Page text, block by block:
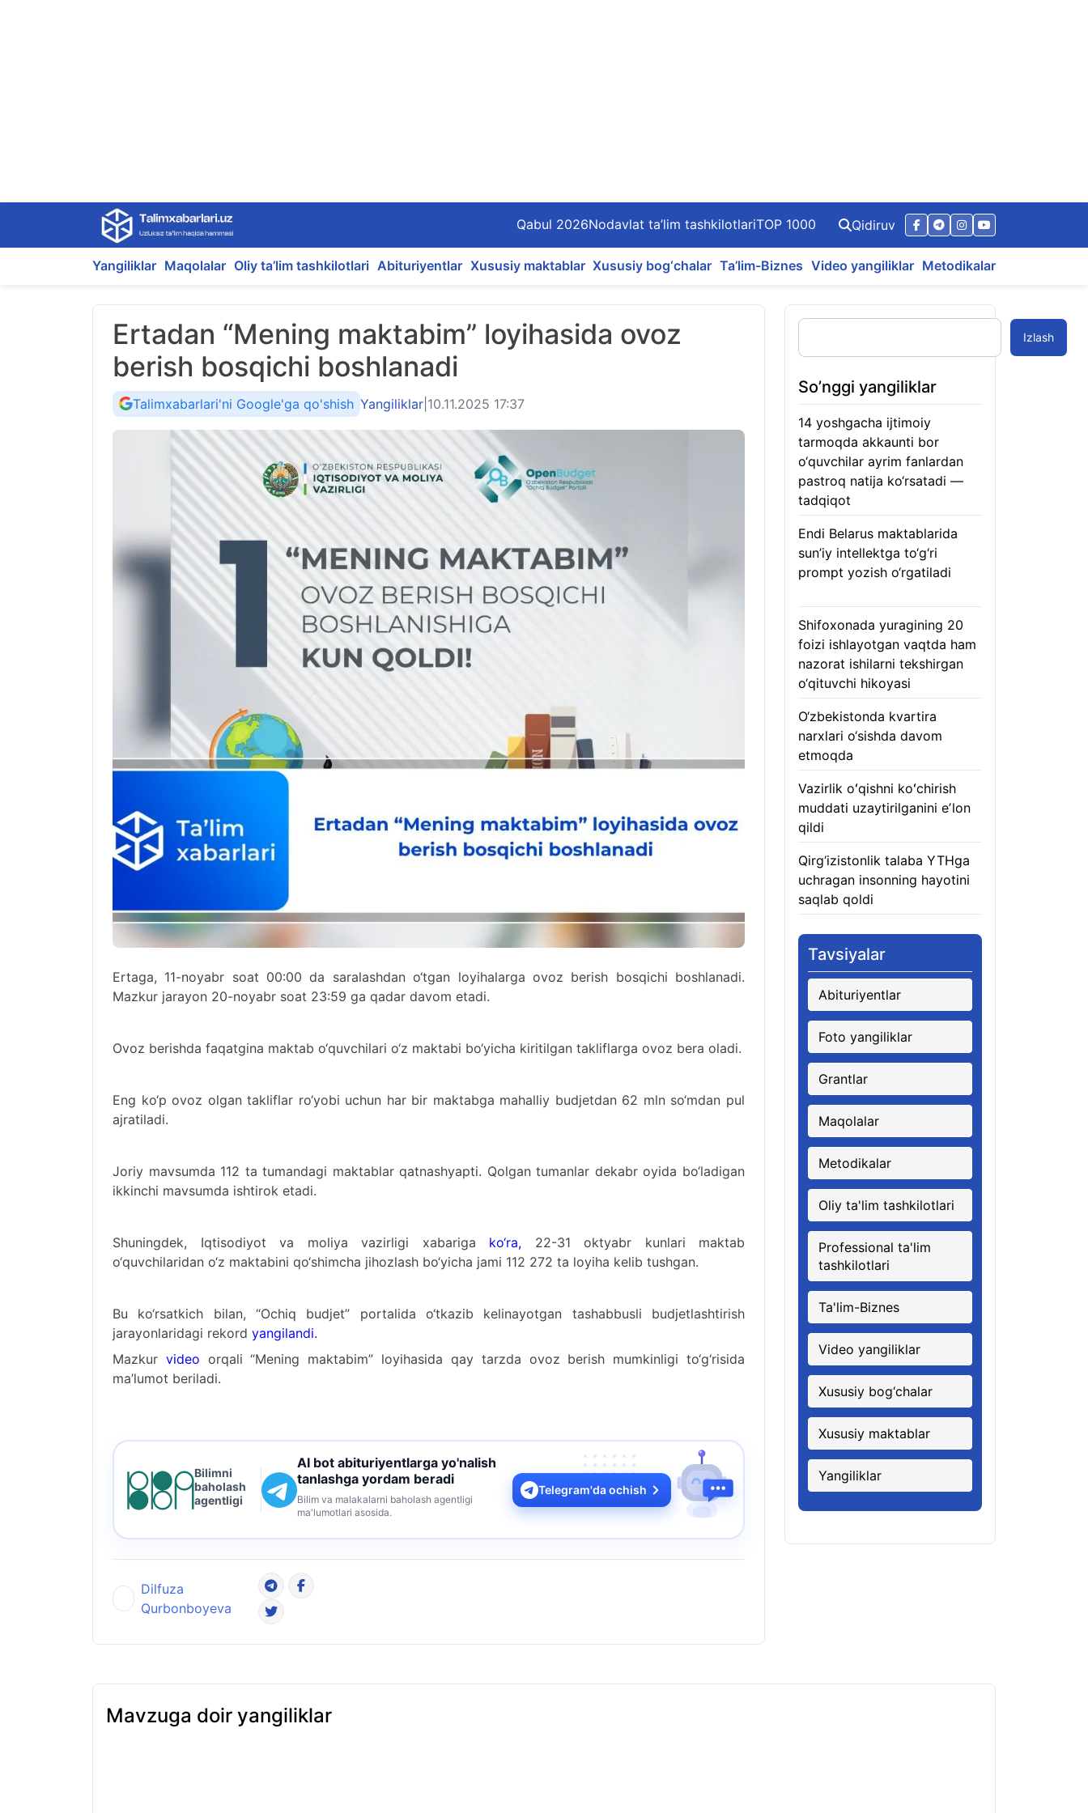
content
Qabul 2026Nodavlat ta’lim tashkilotlariTOP 1000 Qidiruv
Yangiliklar Maqolalar Oliy ta’lim tashkilotlari Abituriyentlar Xususiy maktablar Xususiy bog‘chalar Ta’lim-Biznes Video yangiliklar Metodikalar
Ertadan “Mening maktabim” loyihasida ovoz
berish bosqichi boshlanadi
Talimxabarlari'ni Google'ga qo'shish Yangiliklar 10.11.2025 17:37
Ertaga, 11-noyabr soat 00:00 da saralashdan o‘tgan loyihalarga ovoz berish bosqichi boshlanadi.
Mazkur jarayon 20-noyabr soat 23:59 ga qadar davom etadi.
Ovoz berishda faqatgina maktab o‘quvchilari o‘z maktabi bo‘yicha kiritilgan takliflarga ovoz bera oladi.
Eng ko‘p ovoz olgan takliflar ro‘yobi uchun har bir maktabga mahalliy budjetdan 62 mln so‘mdan pul
ajratiladi.
Joriy mavsumda 112 ta tumandagi maktablar qatnashyapti. Qolgan tumanlar dekabr oyida bo‘ladigan
ikkinchi mavsumda ishtirok etadi.
Shuningdek, Iqtisodiyot va moliya vazirligi xabariga ko‘ra, 22-31 oktyabr kunlari maktab
o‘quvchilaridan o‘z maktabini qo‘shimcha jihozlash bo‘yicha jami 112 272 ta loyiha kelib tushgan.
Bu ko‘rsatkich bilan, “Ochiq budjet” portalida o‘tkazib kelinayotgan tashabbusli budjetlashtirish
jarayonlaridagi rekord yangilandi.
Mazkur video orqali “Mening maktabim” loyihasida qay tarzda ovoz berish mumkinligi to‘g‘risida
ma’lumot beriladi.
Bilimni
baholash
agentligi
AI bot abituriyentlarga yo'nalish
tanlashga yordam beradi
Bilim va malakalarni baholash agentligi
ma'lumotlari asosida.
Telegram'da ochish
Dilfuza
Qurbonboyeva
Izlash
So’nggi yangiliklar
14 yoshgacha ijtimoiy
tarmoqda akkaunti bor
o‘quvchilar ayrim fanlardan
pastroq natija ko‘rsatadi —
tadqiqot
Endi Belarus maktablarida
sun’iy intellektga to‘g‘ri
prompt yozish o‘rgatiladi
Shifoxonada yuragining 20
foizi ishlayotgan vaqtda ham
nazorat ishilarni tekshirgan
o‘qituvchi hikoyasi
O‘zbekistonda kvartira
narxlari o‘sishda davom
etmoqda
Vazirlik oʻqishni koʻchirish
muddati uzaytirilganini eʼlon
qildi
Qirg‘izistonlik talaba YTHga
uchragan insonning hayotini
saqlab qoldi
Tavsiyalar
Abituriyentlar
Foto yangiliklar
Grantlar
Maqolalar
Metodikalar
Oliy ta'lim tashkilotlari
Professional ta'lim
tashkilotlari
Ta'lim-Biznes
Video yangiliklar
Xususiy bog‘chalar
Xususiy maktablar
Yangiliklar
Mavzuga doir yangiliklar